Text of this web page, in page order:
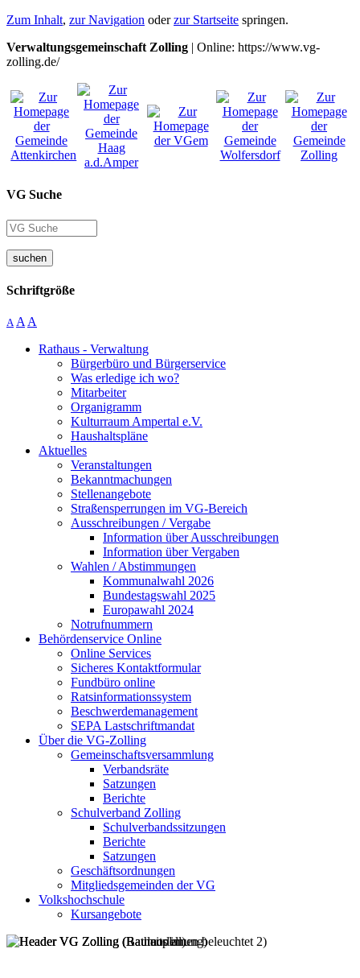
Zum Inhalt, zur Navigation oderzur Startseite springen.
Verwaltungsgemeinschaft Zolling | Online: https://www.vg-
zolling.de/
VG Suche
suchen
Schriftgröße
A A A
Rathaus - Verwaltung
Bürgerbüro und Bürgerservice
Was erledige ich wo?
Mitarbeiter
Organigramm
Kulturraum Ampertal e.V.
Haushaltspläne
Aktuelles
Veranstaltungen
Bekanntmachungen
Stellenangebote
Straßensperrungen im VG-Bereich
Ausschreibungen / Vergabe
Information über Ausschreibungen
Information über Vergaben
Wahlen / Abstimmungen
Kommunalwahl 2026
Bundestagswahl 2025
Europawahl 2024
Notrufnummern
Behördenservice Online
Online Services
Sicheres Kontaktformular
Fundbüro online
Ratsinformationssystem
Beschwerdemanagement
SEPA Lastschriftmandat
Über die VG-Zolling
Gemeinschaftsversammlung
Verbandsräte
Satzungen
Berichte
Schulverband Zolling
Schulverbandssitzungen
Berichte
Satzungen
Geschäftsordnungen
Mitgliedsgemeinden der VG
Volkshochschule
Kursangebote